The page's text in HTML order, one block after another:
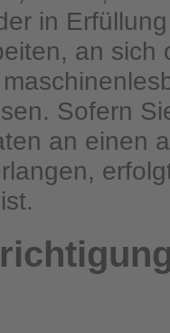
in
an sich
Sofern
an einen